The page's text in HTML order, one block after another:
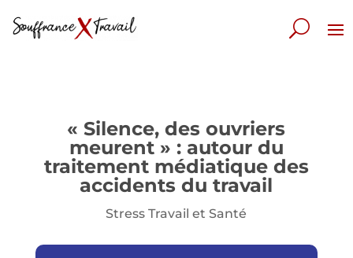
« Silence, des ouvriers
meurent » : autour du
traitement médiatique des
accidents du travail
Stress Travail et Santé